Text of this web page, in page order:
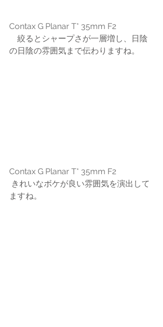
Contax G Planar T* 35mm F2
絞るとシャープさが一層増し、日陰
の日陰の雰囲気まで伝わりますね。
Contax G Planar T* 35mm F2
ますね。